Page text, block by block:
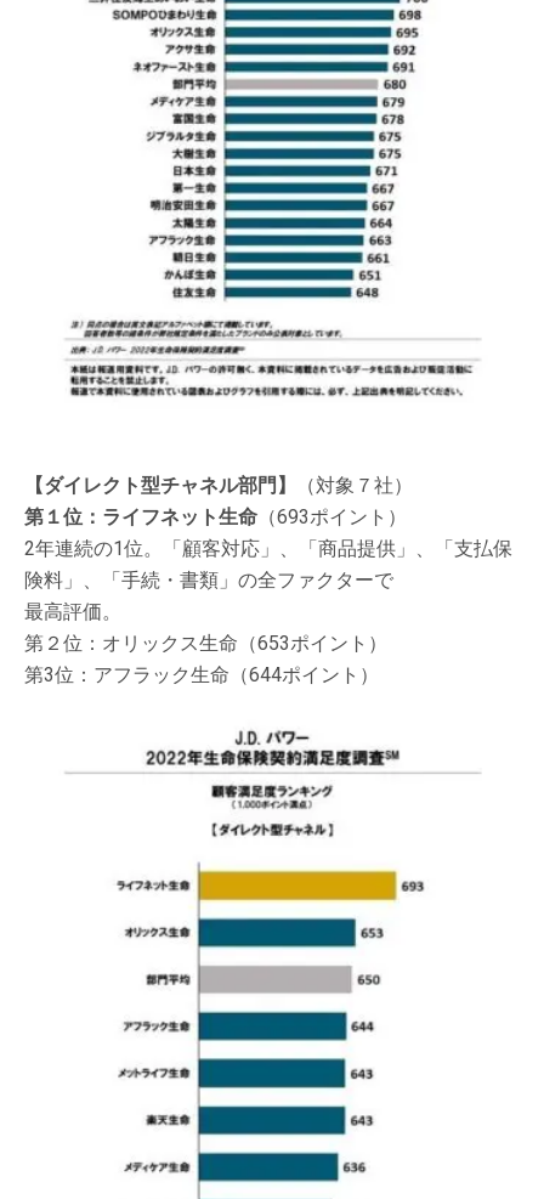
【ダイレクト型チャネル部門】
（対象７社）
第１位：ライフネット生命 （693ポイント）
2年連続の1位。「顧客対応」、「商品提供」、「支払保
険料」、「手続・書類」の全ファクターで
最高評価。
第２位：オリックス生命（653ポイント）
第3位：アフラック生命（644ポイント）